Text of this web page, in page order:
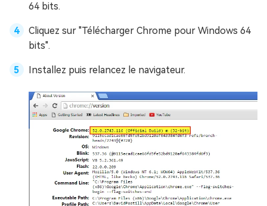
64 bits.
Cliquez sur "Télécharger Chrome pour Windows 64
bits".
Installez puis relancez le navigateur.